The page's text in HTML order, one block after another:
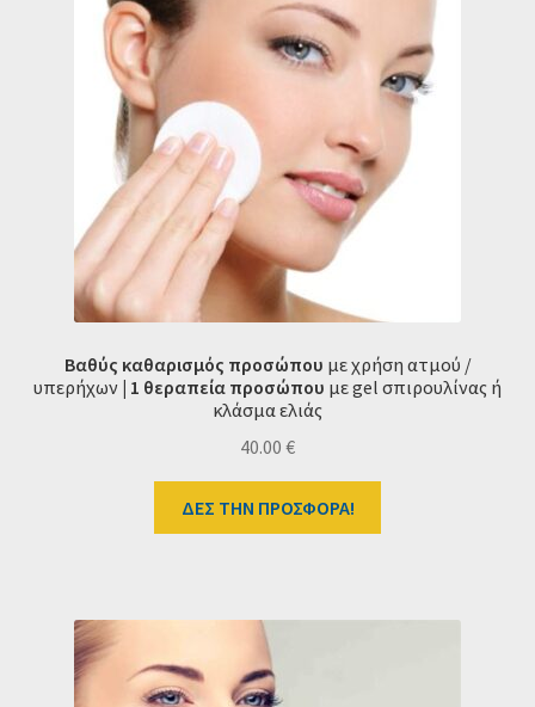
Βαθύς καθαρισμός προσώπου με χρήση ατμού /
υπερήχων | 1 θεραπεία προσώπου με gel σπιρουλίνας ή
κλάσμα ελιάς
40.00 €
ΔΕΣ ΤΗΝ ΠΡΟΣΦΟΡΑ!